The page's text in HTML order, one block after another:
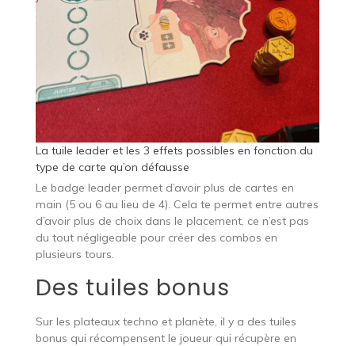
La tuile leader et les 3 effets possibles en fonction du
type de carte qu’on défausse
Le badge leader permet d’avoir plus de cartes en
main (5 ou 6 au lieu de 4). Cela te permet entre autres
d’avoir plus de choix dans le placement, ce n’est pas
du tout négligeable pour créer des combos en
plusieurs tours.
Des tuiles bonus
Sur les plateaux techno et planète, il y a des tuiles
bonus qui récompensent le joueur qui récupère en